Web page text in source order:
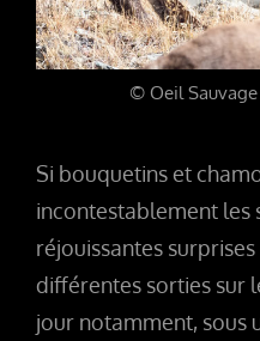
© Oeil
Si bouquetins et
incontestablement les
réjouissantes
différentes sorties sur
jour notamment, sous